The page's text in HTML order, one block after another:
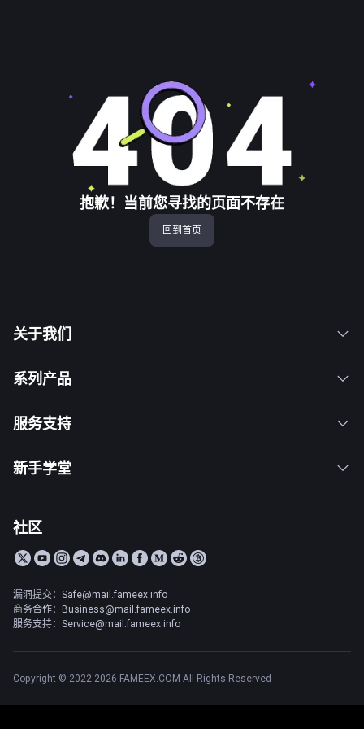
抱歉！当前您寻找的页面不存在
回到首页
关于我们
系列产品
服务支持
新手学堂
社区
漏洞提交：Safe@mail.fameex.info
商务合作：Business@mail.fameex.info
服务支持：Service@mail.fameex.info
Copyright © 2022-2026 FAMEEX.COM All Rights Reserved